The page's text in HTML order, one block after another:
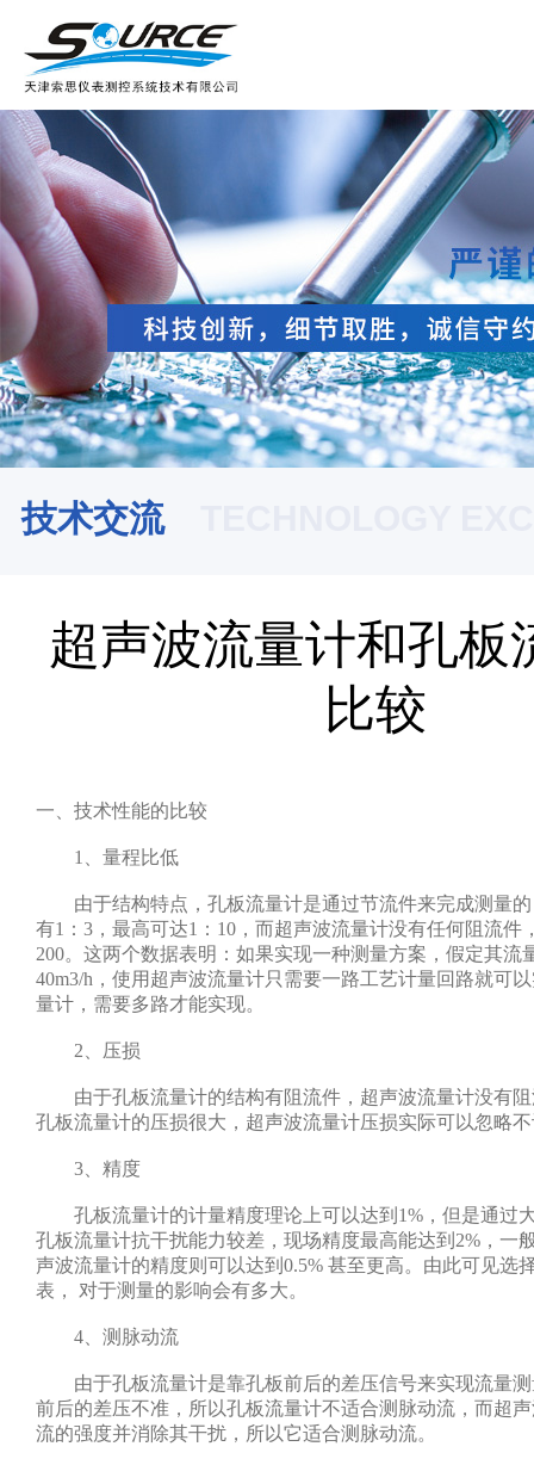
技术交流
超声波流量计和孔板
比较
一、技术性能的比较
1、量程比低
由于结构特点，孔板流量计是通过节流件来完成测量的
有1：3，最高可达1：10，而超声波流量计没有任何阻流件
200。这两个数据表明：如果实现一种测量方案，假定其流
40m3/h，使用超声波流量计只需要一路工艺计量回路就可
量计，需要多路才能实现。
2、压损
由于孔板流量计的结构有阻流件，超声波流量计没有阻
孔板流量计的压损很大，超声波流量计压损实际可以忽略
3、精度
孔板流量计的计量精度理论上可以达到1%，但是通过
孔板流量计抗干扰能力较差，现场精度最高能达到2%，一
声波流量计的精度则可以达到0.5% 甚至更高。由此可见选
表， 对于测量的影响会有多大。
4、测脉动流
由于孔板流量计是靠孔板前后的差压信号来实现流量测
前后的差压不准，所以孔板流量计不适合测脉动流，而超
流的强度并消除其干扰，所以它适合测脉动流。